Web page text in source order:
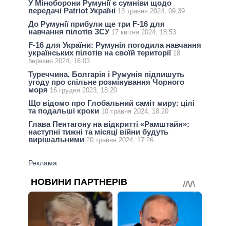
У Міноборони Румунії є сумніви щодо
передачі Patriot Україні 13 травня 2024, 09:39
До Румунії прибули ще три F-16 для
навчання пілотів ЗСУ 17 квітня 2024, 18:53
F-16 для України: Румунія погодила навчання
українських пілотів на своїй території 18
березня 2024, 16:03
Туреччина, Болгарія і Румунія підпишуть
угоду про спільне розмінування Чорного
моря 16 грудня 2023, 18:20
Що відомо про Глобальний саміт миру: цілі
та подальші кроки 10 травня 2024, 18:20
Глава Пентагону на відкритті «Рамштайн»:
наступні тижні та місяці війни будуть
вирішальними 20 травня 2024, 17:26